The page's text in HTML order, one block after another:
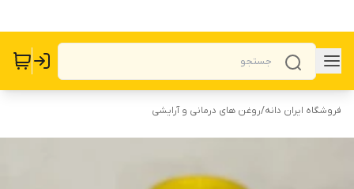
فروشگاه ایران دانه/روغن های درمانی و آرایشی